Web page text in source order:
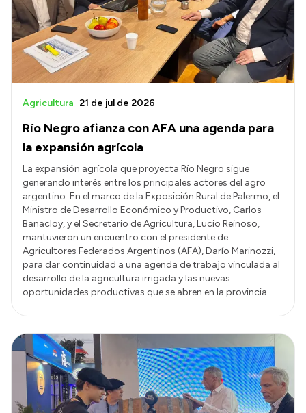
Río Negro afianza con AFA una agenda para
la expansión agrícola
Agricultura 21 de jul de 2026
La expansión agrícola que proyecta Río Negro sigue
generando interés entre los principales actores del agro
argentino. En el marco de la Exposición Rural de Palermo, el
Ministro de Desarrollo Económico y Productivo, Carlos
Banacloy, y el Secretario de Agricultura, Lucio Reinoso,
mantuvieron un encuentro con el presidente de
Agricultores Federados Argentinos (AFA), Darío Marinozzi,
para dar continuidad a una agenda de trabajo vinculada al
desarrollo de la agricultura irrigada y las nuevas
oportunidades productivas que se abren en la provincia.